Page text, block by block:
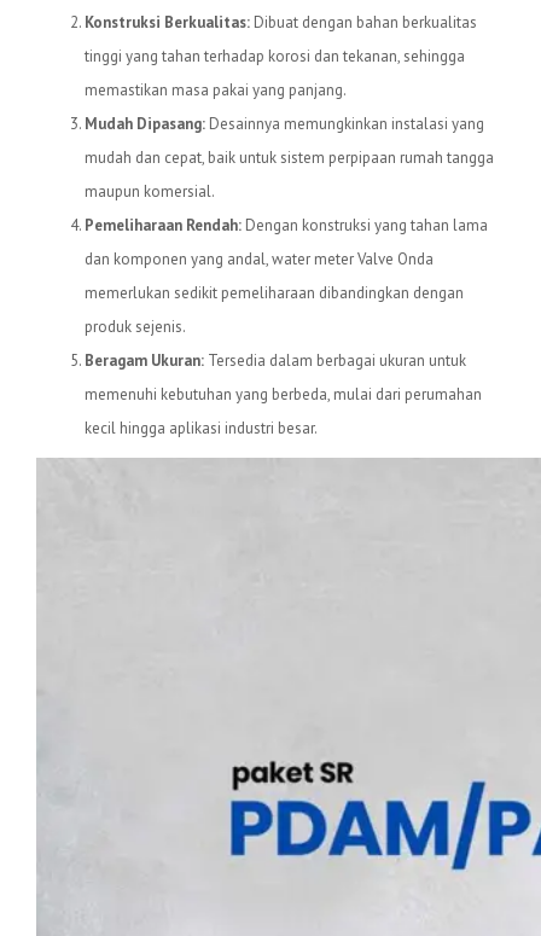
Konstruksi Berkualitas: Dibuat dengan bahan berkualitas
tinggi yang tahan terhadap korosi dan tekanan, sehingga
memastikan masa pakai yang panjang.
Mudah Dipasang: Desainnya memungkinkan instalasi yang
mudah dan cepat, baik untuk sistem perpipaan rumah tangga
maupun komersial.
Pemeliharaan Rendah: Dengan konstruksi yang tahan lama
dan komponen yang andal, water meter Valve Onda
memerlukan sedikit pemeliharaan dibandingkan dengan
produk sejenis.
Beragam Ukuran: Tersedia dalam berbagai ukuran untuk
memenuhi kebutuhan yang berbeda, mulai dari perumahan
kecil hingga aplikasi industri besar.